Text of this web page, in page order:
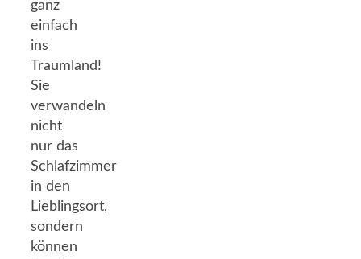
ganz
einfach
ins
Traumland!
Sie
verwandeln
nicht
nur das
Schlafzimmer
in den
Lieblingsort,
sondern
können